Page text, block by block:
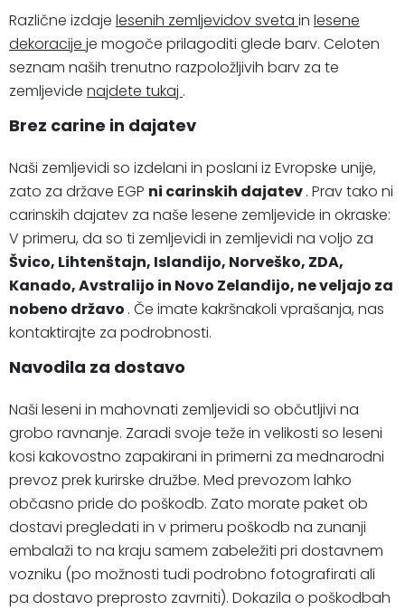
Različne izdaje lesenih zemljevidov sveta in lesene
dekoracije je mogoče prilagoditi glede barv. Celoten
seznam naših trenutno razpoložljivih barv za te
zemljevide najdete tukaj .
Brez carine in dajatev
Naši zemljevidi so izdelani in poslani iz Evropske unije,
zato za države EGP ni carinskih dajatev. Prav tako ni
carinskih dajatev za naše lesene zemljevide in okraske:
V primeru, da so ti zemljevidi in zemljevidi na voljo za
Švico, Lihtenštajn, Islandijo, Norveško, ZDA,
Kanado, Avstralijo in Novo Zelandijo, ne veljajo za
nobeno državo . Če imate kakršnakoli vprašanja, nas
kontaktirajte za podrobnosti.
Navodila za dostavo
Naši leseni in mahovnati zemljevidi so občutljivi na
grobo ravnanje. Zaradi svoje teže in velikosti so leseni
kosi kakovostno zapakirani in primerni za mednarodni
prevoz prek kurirske družbe. Med prevozom lahko
občasno pride do poškodb. Zato morate paket ob
dostavi pregledati in v primeru poškodb na zunanji
embalaži to na kraju samem zabeležiti pri dostavnem
vozniku (po možnosti tudi podrobno fotografirati ali
pa dostavo preprosto zavrniti). Dokazila o poškodbah